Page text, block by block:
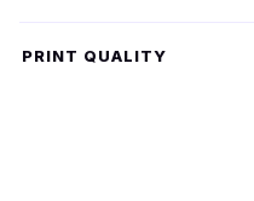
PRINT QUALITY